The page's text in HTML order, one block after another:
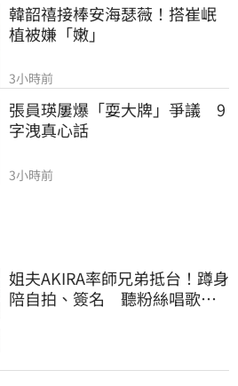
韓韶禧接棒安海瑟薇！搭崔岷
植被嫌「嫩」
3小時前
張員瑛屢爆「耍大牌」爭議　9
字洩真心話
3小時前
姐夫AKIRA率師兄弟抵台！蹲身
陪自拍、簽名 聽粉絲唱歌羞